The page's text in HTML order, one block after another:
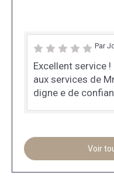
Par
Excellent service
aux services de
digne e de
Voir